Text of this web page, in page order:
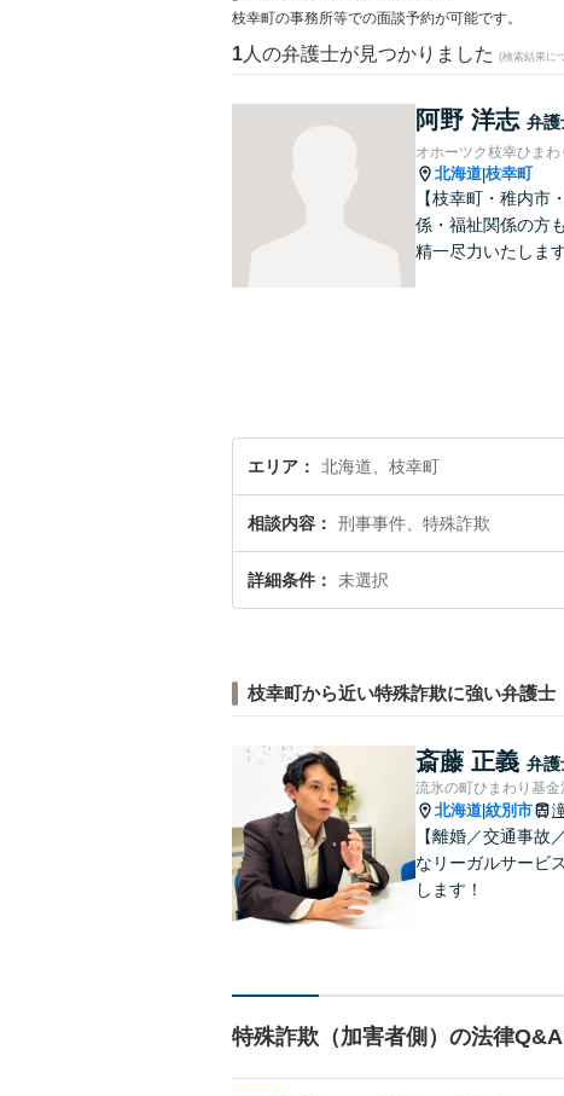
枝幸町の事務所等での面談予約が可能です。
1 人の弁護士が見つかりました (検索結果に
阿野 洋志 弁護
オホーツク枝幸ひま
北海道|枝幸町
【枝幸町・稚内
係・福祉関係の方
精一尽力いたしま
エリア 北海道、枝幸町
相談内容 刑事事件、特殊詐欺
詳細条件 未選択
枝幸町から近い特殊詐欺に強い弁護士
斎藤 正義 弁護
流氷の町ひまわり基
北海道 紋別市
【離婚／交通事
なリーガルサービ
します！
特殊詐欺（加害者側）の法律